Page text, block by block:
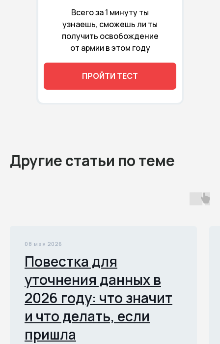
Всего за 1 минуту ты
узнаешь, сможешь ли ты
получить освобождение
от армии в этом году
ПРОЙТИ ТЕСТ
Другие статьи по теме
08 мая 2026
Повестка для
уточнения данных в
2026 году: что значит
и что делать, если
пришла